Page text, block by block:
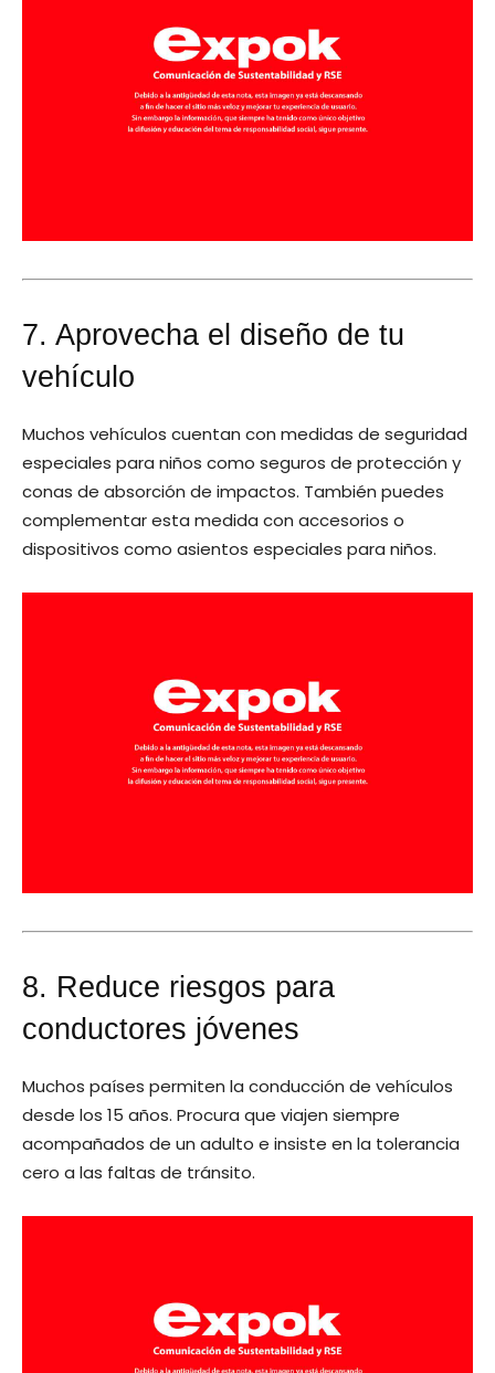
7. Aprovecha el diseño de tu
vehículo
Muchos vehículos cuentan con medidas de seguridad
especiales para niños como seguros de protección y
conas de absorción de impactos. También puedes
complementar esta medida con accesorios o
dispositivos como asientos especiales para niños.
8. Reduce riesgos para
conductores jóvenes
Muchos países permiten la conducción de vehículos
desde los 15 años. Procura que viajen siempre
acompañados de un adulto e insiste en la tolerancia
cero a las faltas de tránsito.